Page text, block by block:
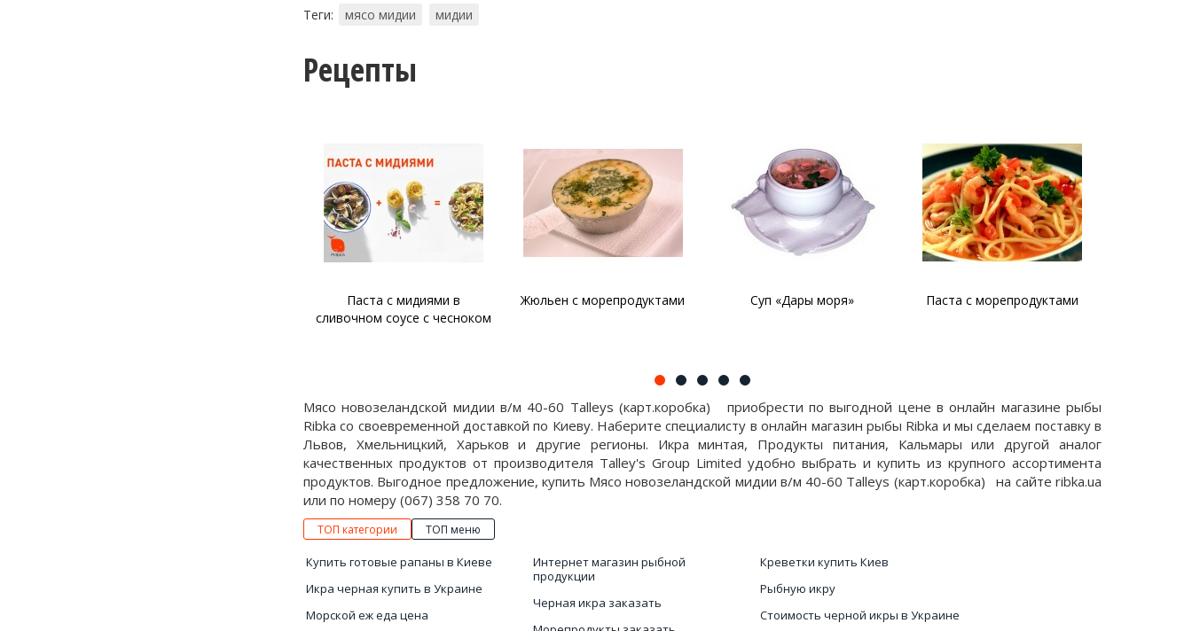
Теги: мясо мидии мидии
Рецепты
Жюльен с морепродуктами Суп «Дары моря» Паста с морепродуктами Запеченные мидии с сыром
Мясо новозеландской мидии в/м 40-60 Talleys (карт.коробка) приобрести по выгодной цене в онлайн магазине рыбы
Ribka со своевременной доставкой по Киеву. Наберите специалисту в онлайн магазин рыбы Ribka и мы сделаем поставку в
Львов, Хмельницкий, Харьков и другие регионы. Икра минтая, Продукты питания, Кальмары или другой аналог
качественных продуктов от производителя Talley's Group Limited удобно выбрать и купить из крупного ассортимента
продуктов. Выгодное предложение, купить Мясо новозеландской мидии в/м 40-60 Talleys (карт.коробка) на сайте ribka.ua
или по номеру (067) 358 70 70.
ТОП категории ТОП меню
Купить готовые рапаны в Киеве
Икра черная купить в Украине
Морской еж еда цена
Интернет магазин рыбной
продукции
Черная икра заказать
Креветки купить Киев
Рыбную икру
Стоимость черной икры в Украине